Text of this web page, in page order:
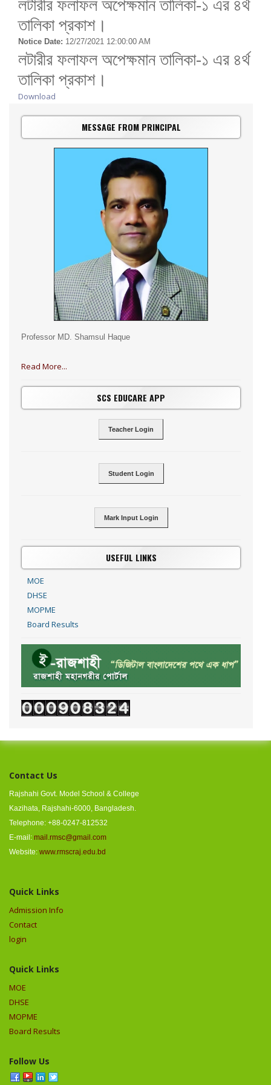
তালিকা প্রকাশ।
Notice Date: 12/27/2021 12:00:00 AM
লটারীর ফলাফল অপেক্ষমান তালিকা-১ এর ৪র্থ
তালিকা প্রকাশ।
Download
MESSAGE FROM PRINCIPAL
Professor MD. Shamsul Haque
Read More...
SCS EDUCARE APP
Teacher Login
Student Login
Mark Input Login
USEFUL LINKS
MOE
DHSE
MOPME
Board Results
Contact Us
Rajshahi Govt. Model School & College
Kazihata, Rajshahi-6000, Bangladesh.
Telephone: +88-0247-812532
E-mail: mail.rmsc@gmail.com
Website: www.rmscraj.edu.bd
Quick Links
Admission Info
Contact
login
Quick Links
MOE
DHSE
MOPME
Board Results
Follow Us